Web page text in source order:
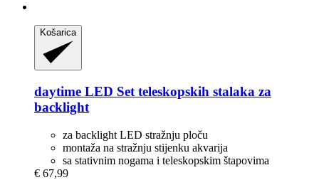
Košarica
daytime LED Set teleskopskih stalaka za
backlight
za backlight LED stražnju ploču
montaža na stražnju stijenku akvarija
sa stativnim nogama i teleskopskim štapovima
€ 67,99